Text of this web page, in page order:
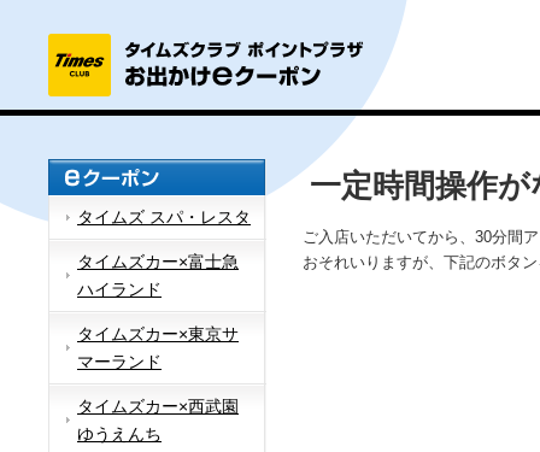
タイムズ スパ・レスタ
タイムズカー×富士急
ハイランド
タイムズカー×東京サ
マーランド
タイムズカー×西武園
ゆうえんち
一定時間操作
ご入店いただいてから、30分間
おそれいりますが、下記のボタ